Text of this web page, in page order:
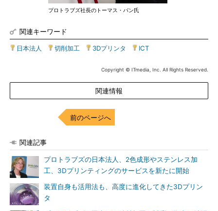
プロトラブズ社長のトーマス・パン氏
関連キーワード
日本法人 切削加工 3Dプリンタ ICT
Copyright © ITmedia, Inc. All Rights Reserved.
関連情報
前のページへ
関連記事
プロトラブズの日本法人、2色成形やステンレス加
工、3Dプリンティングのサービスを新たに開始
装置自身も活用法も、高度に進化してきた3Dプリン
タ